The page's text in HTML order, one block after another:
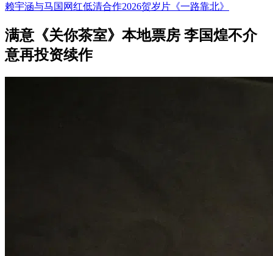
赖宇涵与马国网红低清合作2026贺岁片《一路靠北》
满意《关你茶室》本地票房 李国煌不介
意再投资续作